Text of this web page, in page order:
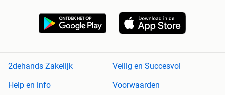
2dehands Zakelijk
Veilig en Succesvol
Help en info
Voorwaarden